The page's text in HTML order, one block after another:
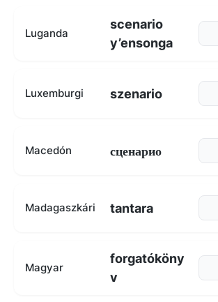
Luganda
scenario
y’ensonga
Luxemburgi szenario
Macedón сценарио
Madagaszkári tantara
Magyar
forgatóköny
v